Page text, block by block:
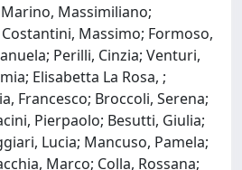
Massimiliano;
Massimo; Formoso,
Perilli, Cinzia; Venturi,
Elisabetta La Rosa, ;
Francesco; Broccoli, Serena;
Pierpaolo; Besutti, Giulia;
Lucia; Mancuso, Pamela;
Marco; Colla, Rossana;